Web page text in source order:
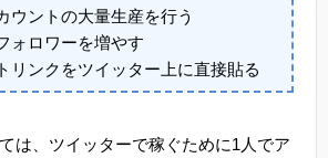
ウントの大量生産を行う
ォロワーを増やす
リンクをツイッター上に直接貼る
は、ツイッターで稼ぐために1人でア